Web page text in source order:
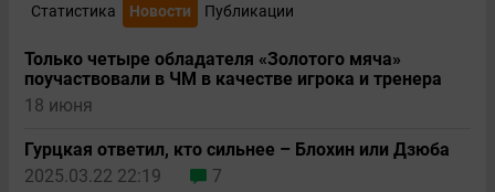
Статистика Новости Публикации
Только четыре обладателя «Золотого мяча»
поучаствовали в ЧМ в качестве игрока и тренера
18 июня
Гурцкая ответил, кто сильнее – Блохин или Дзюба
2025.03.22 22:19
7